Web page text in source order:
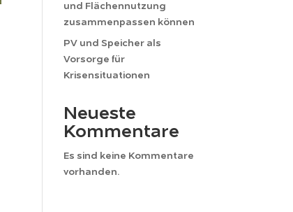
und Flächennutzung
zusammenpassen können
PV und Speicher als
Vorsorge für
Krisensituationen
Neueste
Kommentare
Es sind keine Kommentare
vorhanden.